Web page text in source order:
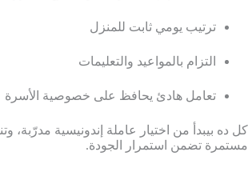
ترتيب يومي ثابت للمنزل
التزام بالمواعيد والتعليمات
تعامل هادئ يحافظ على خصوصية الأسرة
كل ده بيبدأ من اختيار عاملة إندونيسية مدرّبة،
مستمرة تضمن استمرار الجودة.